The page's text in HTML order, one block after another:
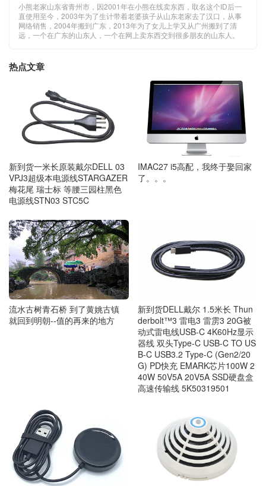
小熊老家山东省青州市，因2001年在小熊在线卖东西，取名这个ID后一
直使用至今，2003年为了生计带着老婆孩子从山东老家去了汉口，从事
网络销售，2004年搬到广东，2013年为了女儿上学又从广州搬到了清
远，一个在广东的山东人，一个在网上卖东西交到很多朋友的山东人。
热点文章
新到货一米长原装戴尔DELL 03
VPJ3超级本电源线STARGAZER
梅花尾 瑞士标 等腰三园柱黑色
电源线STN03 STC5C
IMAC27 i5高配，我终于娶回家
了。。。
流水古树青石桥 到了黄姚古镇
就回到明朝--值的再来的地方
新到货DELL戴尔 1.5米长 Thun
derbolt™3 雷电3 雷雳3 20G被
动式雷电线USB-C 4K60Hz显示
器线 双头Type-C USB-C TO US
B-C USB3.2 Type-C (Gen2/20
G) PD快充 EMARK芯片100W 2
40W 50V5A 20V5A SSD硬盘盒
高速传输线 5K50319501